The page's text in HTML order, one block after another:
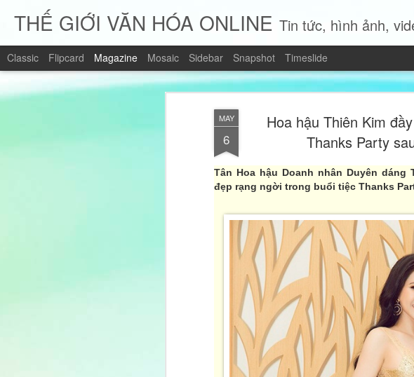
MAY
6
Hoa hậu Thiên Kim
Thanks Party
Tân Hoa hậu Doanh nhân Duyên dáng
đẹp rạng ngời trong buổi tiệc Thanks
THẾ GIỚI VĂN HÓA ONLINE Tin tức, hình ảnh,
Classic Flipcard Magazine Mosaic Sidebar Snapshot Timeslide